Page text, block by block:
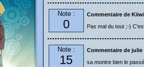
Note :
0
Commentaire de
Pas mal du tout ;-)
Note :
15
Commentaire de julie
sa montre bien le